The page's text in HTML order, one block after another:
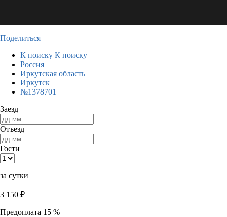
Поделиться
К поиску К поиску
Россия
Иркутская область
Иркутск
№1378701
Заезд
Отъезд
Гости
за сутки
3 150 ₽
Предоплата 15 %